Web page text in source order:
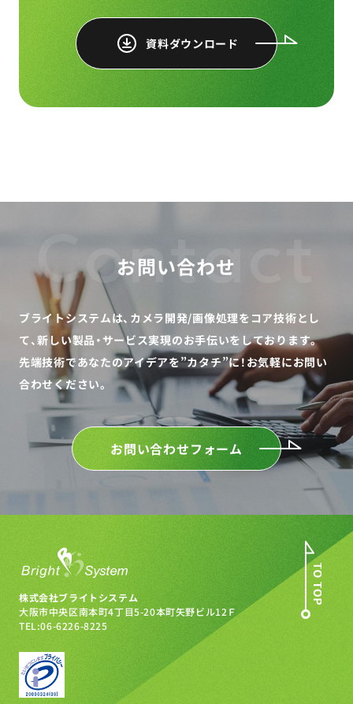
資料ダウンロード
Contact
お問い合わせ
ブライトシステムは、カメラ開発/画像処理をコア技術とし
て、新しい製品・サービス実現のお手伝いをしております。
先端技術であなたのアイデアを”カタチ”に！ お気軽にお問い
合わせください。
お問い合わせフォーム
株式会社ブライトシステム
大阪市中央区南本町4丁目5-20本町矢野ビル12Ｆ
TEL:06-6226-8225